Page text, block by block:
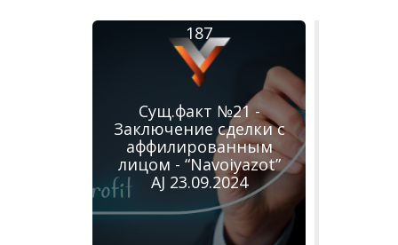
Сущ.факт №21 -
Заключение сделки с
аффилированным
лицом - “Navoiyazot”
AJ 23.09.2024
187